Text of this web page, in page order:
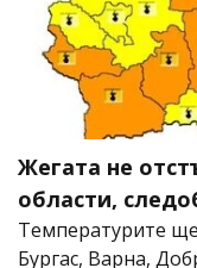
Жегата не
области,
Температурите ще
Бургас, Варна,